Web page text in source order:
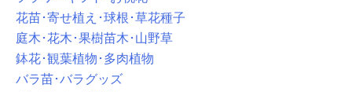
花苗･寄せ植え･球根･草花種子
庭木･花木･果樹苗木･山野草
鉢花･観葉植物･多肉植物
バラ苗･バラグッズ